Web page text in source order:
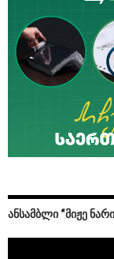
ᲐᲜᲡᲐᲛᲑᲚᲘ “ᲛᲘᲟᲔ